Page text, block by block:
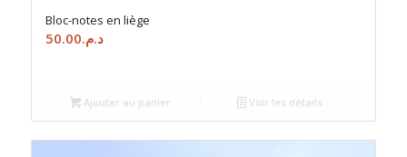
Bloc-notes en liège
د.م.50.00
Ajouter au panier Voir les détails